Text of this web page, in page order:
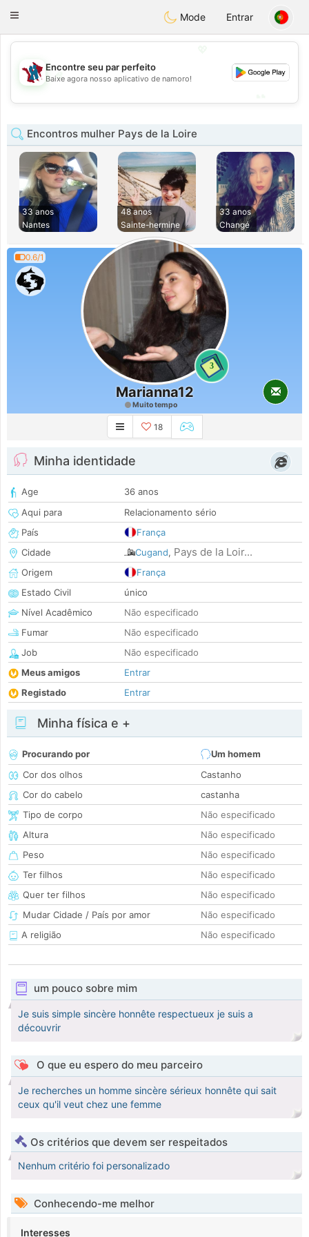
Taimerais
Toggle
Mode Entrar
💖
💕
Encontre seu par perfeito
Baixe agora nosso aplicativo de namoro!
Encontros mulher Pays de la Loire
33 anos
Nantes
48 anos
Sainte-hermine
33 anos
Changé
0.6/1
3
Marianna12
Muito tempo
18
Minha identidade
Age
36 anos
Aqui para
Relacionamento sério
País
França
Cidade
Cugand, Pays de la Loir...
Origem
França
Estado Civil
único
Nível Acadêmico
Não especificado
Fumar
Não especificado
Job
Não especificado
Meus amigos
Entrar
Registado
Entrar
Minha física e +
Procurando por
Um homem
Cor dos olhos
Castanho
Cor do cabelo
castanha
Tipo de corpo
Não especificado
Altura
Não especificado
Peso
Não especificado
Ter filhos
Não especificado
Quer ter filhos
Não especificado
Mudar Cidade / País por amor
Não especificado
A religião
Não especificado
um pouco sobre mim
Je suis simple sincère honnête respectueux je suis a
découvrir
O que eu espero do meu parceiro
Je recherches un homme sincère sérieux honnête qui sait
ceux qu'il veut chez une femme
Os critérios que devem ser respeitados
Nenhum critério foi personalizado
Conhecendo-me melhor
Interesses